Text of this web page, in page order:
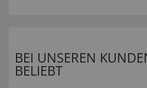
BEI UNSEREN
BELIEBT